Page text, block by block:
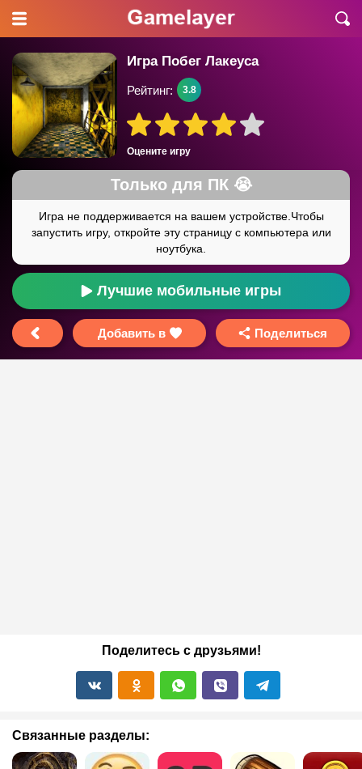
Игра Побег Лакеуса
Оцените игру
Рейтинг: 3.8
Лучшие мобильные игры
Добавить в Поделиться
Поделитесь с друзьями!
Связанные разделы: